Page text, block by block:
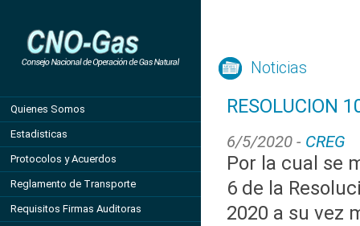
Quienes Somos
Estadisticas
Protocolos y Acuerdos
Reglamento de Transporte
Requisitos Firmas Auditoras
Noticias
RESOLUCION
6/5/2020 - CREG
Por la cual se
6 de la
2020 a su vez